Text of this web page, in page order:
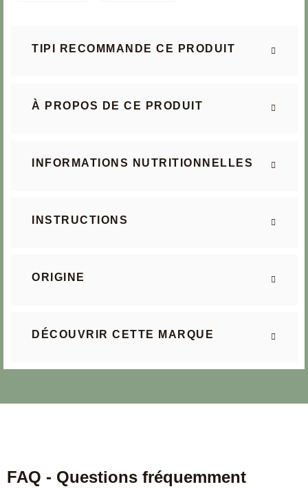
TIPI RECOMMANDE CE PRODUIT
À PROPOS DE CE PRODUIT
INFORMATIONS NUTRITIONNELLES
INSTRUCTIONS
ORIGINE
DÉCOUVRIR CETTE MARQUE
FAQ - Questions fréquemment